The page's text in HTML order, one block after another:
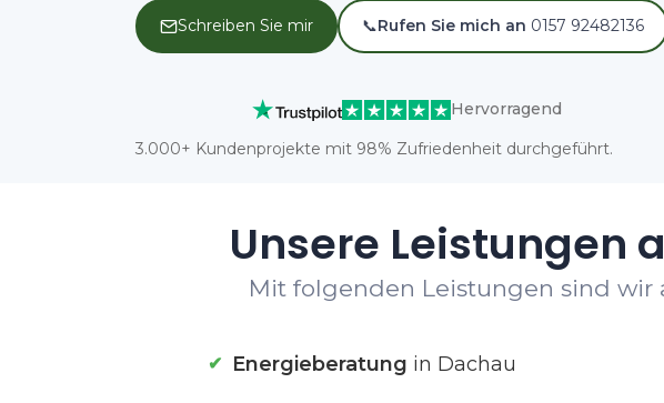
Schreiben Sie mir 📞Rufen Sie mich an 0157 92482136
Hervorragend
3.000+ Kundenprojekte mit 98% Zufriedenheit durchgeführt.
Unsere Leistungen
Mit folgenden Leistungen sind wir
Energieberatung in Dachau